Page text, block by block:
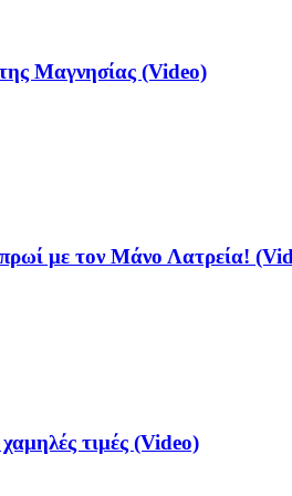
Μαγνησίας (Video)
με τον Μάνο Λατρεία!
τιμές (Video)